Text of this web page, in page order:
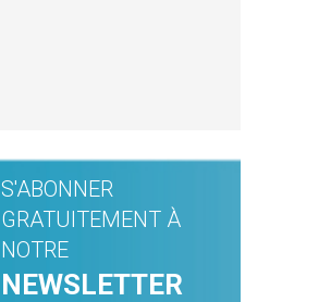
S'ABONNER
GRATUITEMENT À
NOTRE
NEWSLETTER